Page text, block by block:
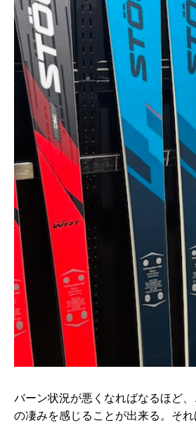
バーン状況が悪くなればなるほど
の凄みを感じることが出来る。そ